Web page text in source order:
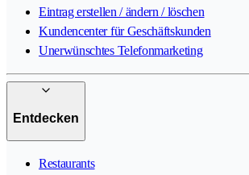
Eintrag erstellen / ändern / löschen
Kundencenter für Geschäftskunden
Unerwünschtes Telefonmarketing
Entdecken
Restaurants